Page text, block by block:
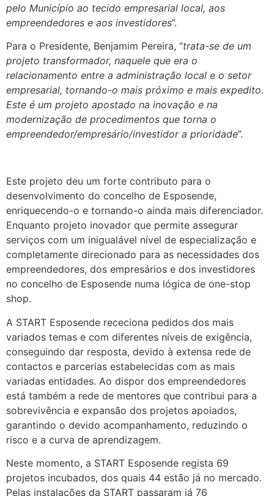
pelo Município ao tecido empresarial local, aos
empreendedores e aos investidores”.
Para o Presidente, Benjamim Pereira, “trata-se de um
projeto transformador, naquele que era o
relacionamento entre a administração local e o setor
empresarial, tornando-o mais próximo e mais expedito.
Este é um projeto apostado na inovação e na
modernização de procedimentos que torna o
empreendedor/empresário/investidor a prioridade”.
Este projeto deu um forte contributo para o
desenvolvimento do concelho de Esposende,
enriquecendo-o e tornando-o ainda mais diferenciador.
Enquanto projeto inovador que permite assegurar
serviços com um inigualável nível de especialização e
completamente direcionado para as necessidades dos
empreendedores, dos empresários e dos investidores
no concelho de Esposende numa lógica de one-stop
shop.
A START Esposende receciona pedidos dos mais
variados temas e com diferentes níveis de exigência,
conseguindo dar resposta, devido à extensa rede de
contactos e parcerias estabelecidas com as mais
variadas entidades. Ao dispor dos empreendedores
está também a rede de mentores que contribui para a
sobrevivência e expansão dos projetos apoiados,
garantindo o devido acompanhamento, reduzindo o
risco e a curva de aprendizagem.
Neste momento, a START Esposende regista 69
projetos incubados, dos quais 44 estão já no mercado.
Pelas instalações da START passaram já 76